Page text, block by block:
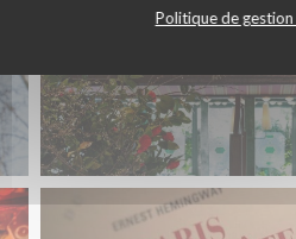
Politique de